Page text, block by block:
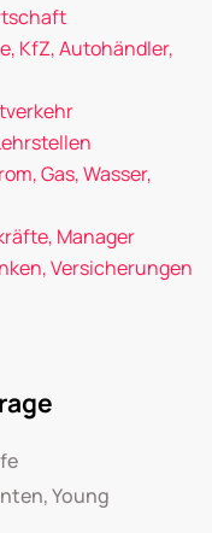
KfZ, Autohändler,
Gas, Wasser,
Manager
Versicherungen
Young